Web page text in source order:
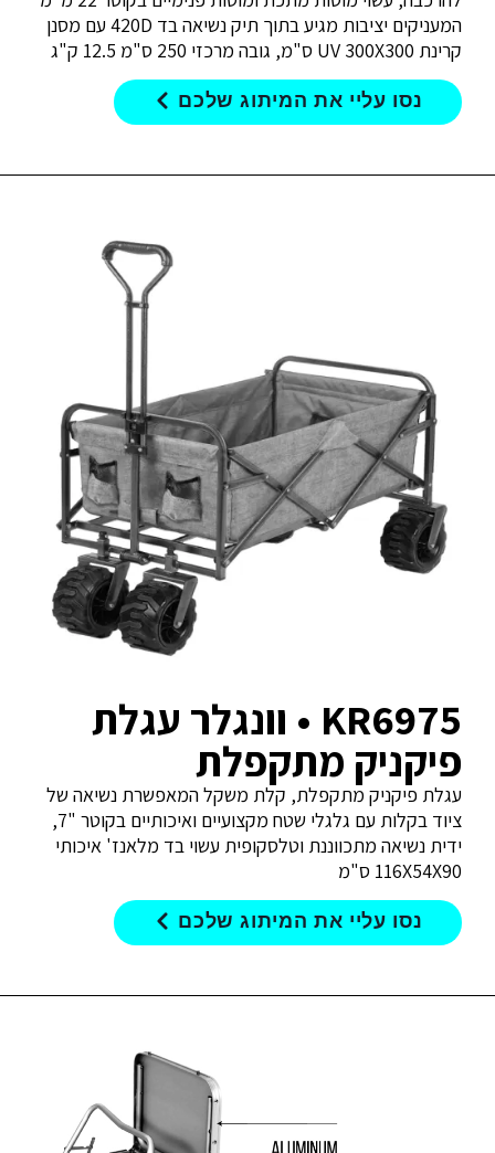
המעניקים יציבות מגיע בתוך תיק נשיאה בד 420D עם מסנן
קרינת UV 300X300 ס"מ, גובה מרכזי 250 ס"מ 12.5 ק"ג
נסו עליי את המיתוג שלכם
KR6975 • וונגלר עגלת
פיקניק מתקפלת
עגלת פיקניק מתקפלת, קלת משקל המאפשרת נשיאה של
ציוד בקלות עם גלגלי שטח מקצועיים ואיכותיים בקוטר "7,
ידית נשיאה מתכווננת וטלסקופית עשוי בד מלאנז' איכותי
116X54X90 ס"מ
נסו עליי את המיתוג שלכם